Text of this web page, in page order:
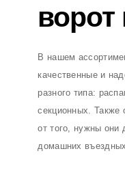
ворот
В нашем
качественные и
разного типа:
секционных. Также
от того, нужны
домашних